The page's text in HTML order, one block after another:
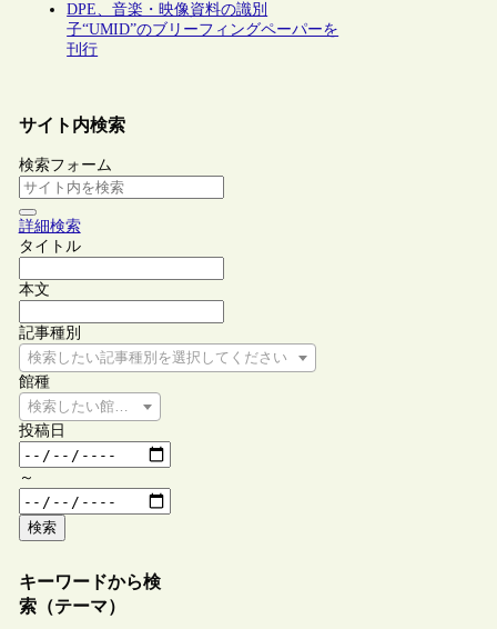
DPE、音楽・映像資料の識別
子“UMID”のブリーフィングペーパーを
刊行
サイト内検索
検索フォーム
詳細検索
タイトル
本文
記事種別
検索したい記事種別を選択してください
館種
検索したい館種を選択してください
投稿日
～
検索
キーワードから検
索（テーマ）